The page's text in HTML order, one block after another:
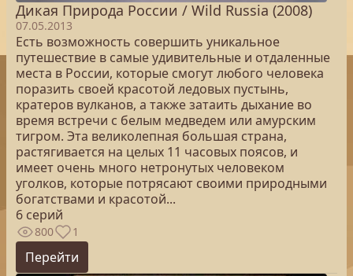
Дикая Природа России / Wild Russia (2008)
07.05.2013
Есть возможность совершить уникальное
путешествие в самые удивительные и отдаленные
места в России, которые смогут любого человека
поразить своей красотой ледовых пустынь,
кратеров вулканов, а также затаить дыхание во
время встречи с белым медведем или амурским
тигром. Эта великолепная большая страна,
растягивается на целых 11 часовых поясов, и
имеет очень много нетронутых человеком
уголков, которые потрясают своими природными
богатствами и красотой...
6 серий
800 1
Перейти